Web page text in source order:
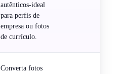
autênticos-ideal
para perfis de
empresa ou fotos
de currículo.
Converta fotos